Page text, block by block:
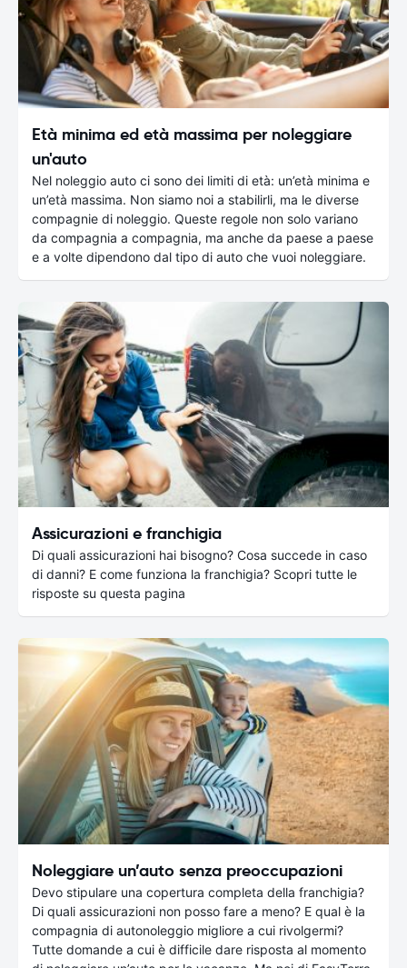
Età minima ed età massima per noleggiare
un'auto
Nel noleggio auto ci sono dei limiti di età: un’età minima e
un’età massima. Non siamo noi a stabilirli, ma le diverse
compagnie di noleggio. Queste regole non solo variano
da compagnia a compagnia, ma anche da paese a paese
e a volte dipendono dal tipo di auto che vuoi noleggiare.
Assicurazioni e franchigia
Di quali assicurazioni hai bisogno? Cosa succede in caso
di danni? E come funziona la franchigia? Scopri tutte le
risposte su questa pagina
Noleggiare un’auto senza preoccupazioni
Devo stipulare una copertura completa della franchigia?
Di quali assicurazioni non posso fare a meno? E qual è la
compagnia di autonoleggio migliore a cui rivolgermi?
Tutte domande a cui è difficile dare risposta al momento